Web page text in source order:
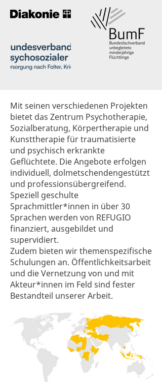
Mit seinen verschiedenen Projekten
bietet das Zentrum Psychotherapie,
Sozialberatung, Körpertherapie und
Kunsttherapie für traumatisierte
und psychisch erkrankte
Geflüchtete. Die Angebote erfolgen
individuell, dolmetschendengestützt
und professionsübergreifend. ​
Speziell geschulte
Sprachmittler*innen in über 30
Sprachen werden von REFUGIO
finanziert, ausgebildet und
supervidiert.
Zudem bieten wir themenspezifische
Schulungen an. Öffentlichkeitsarbeit
und die Vernetzung von und mit
Akteur*innen im Feld sind fester
Bestandteil unserer Arbeit.